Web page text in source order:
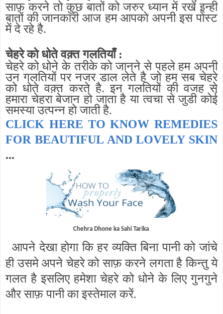
साफ़ करने तो कुछ बातों को जरुर ध्यान में रखें इन्ही
बातों की जानकारी आज हम आपको अपनी इस पोस्ट
में दे रहे है.
चेहरे को धोते वक़्त गलतियाँ :
चेहरे को धोने के तरीके को जानने से पहले हम अपनी
उन गलतियों पर नजर डाल लेते है जो हम सब चेहरे
को धोते वक़्त करते है. इन गलतियों की वजह से
हमारा चेहरा बेजान हो जाता है या त्वचा से जुडी कोई
समस्या उत्पन्न हो जाती है.
CLICK HERE TO KNOW REMEDIES
FOR BEAUTIFUL AND LOVELY SKIN
...
Chehra Dhone ka Sahi Tarika
आपने देखा होगा कि हर व्यक्ति बिना पानी को जांचे
ही उसमे अपने चेहरे को साफ़ करने लगता है किन्तु ये
गलत है इसलिए हमेशा चेहरे को धोने के लिए गुनगुने
और साफ़ पानी का इस्तेमाल करें.